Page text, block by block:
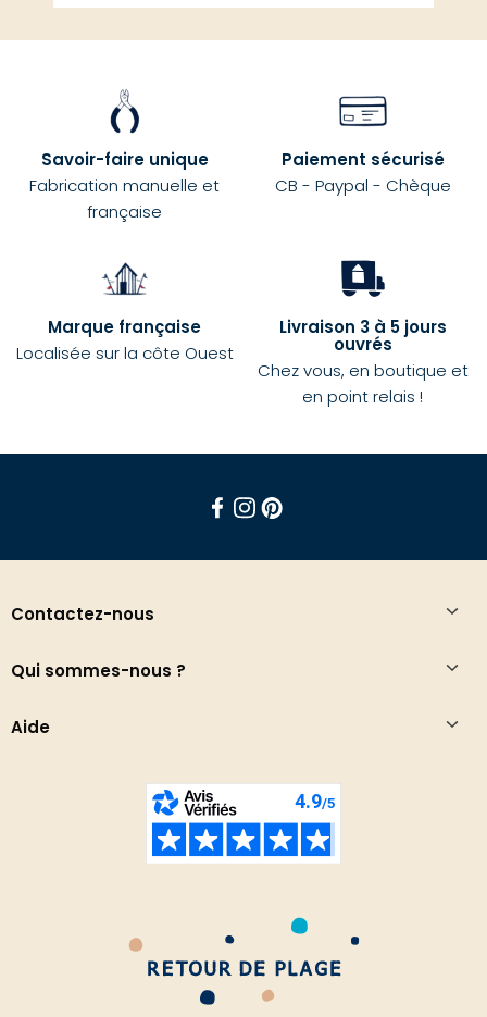
Savoir-faire unique
Fabrication manuelle et
française
Paiement sécurisé
CB - Paypal - Chèque
Marque française
Localisée sur la côte Ouest
Livraison 3 à 5 jours
ouvrés
Chez vous, en boutique et
en point relais !
Contactez-nous
Qui sommes-nous ?
Aide